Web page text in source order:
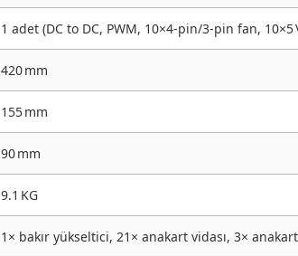
1 adet (DC to DC, PWM, 10×4‑pin/3‑pin fan,
420 mm
155 mm
90 mm
9.1 KG
1× bakır yükseltici, 21× anakart vidası, 3×